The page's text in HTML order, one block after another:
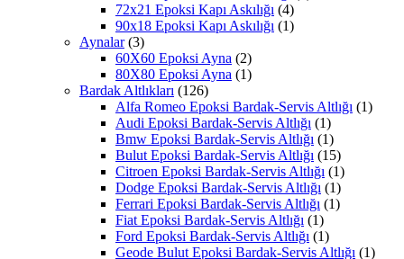
72x21 Epoksi Kapı Askılığı (4)
90x18 Epoksi Kapı Askılığı (1)
Aynalar (3)
60X60 Epoksi Ayna (2)
80X80 Epoksi Ayna (1)
Bardak Altlıkları (126)
Alfa Romeo Epoksi Bardak-Servis Altlığı (1)
Audi Epoksi Bardak-Servis Altlığı (1)
Bmw Epoksi Bardak-Servis Altlığı (1)
Bulut Epoksi Bardak-Servis Altlığı (15)
Citroen Epoksi Bardak-Servis Altlığı (1)
Dodge Epoksi Bardak-Servis Altlığı (1)
Ferrari Epoksi Bardak-Servis Altlığı (1)
Fiat Epoksi Bardak-Servis Altlığı (1)
Ford Epoksi Bardak-Servis Altlığı (1)
Geode Bulut Epoksi Bardak-Servis Altlığı (1)